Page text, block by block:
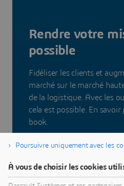
Rendre votre
possible
Fidéliser les clients et
marché sur le marché
de la logistique. Avec les
cela est possible. En
book.
Poursuivre uniquement avec les
À vous de choisir les cookies